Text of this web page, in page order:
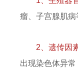
瘤、子宫腺肌病
2、遗传因
出现染色体异